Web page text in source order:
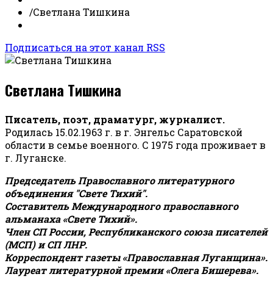
/Светлана Тишкина
Подписаться на этот канал RSS
Светлана Тишкина
Писатель, поэт, драматург, журналист.
Родилась 15.02.1963 г. в г. Энгельс Саратовской
области в семье военного. С 1975 года проживает в
г. Луганске.
Председатель Православного литературного
объединения "Свете Тихий".
Составитель Международного православного
альманаха «Свете Тихий».
Член СП России, Республиканского союза писателей
(МСП) и СП ЛНР.
Корреспондент газеты «Православная Луганщина».
Лауреат литературной премии «Олега Бишерева».